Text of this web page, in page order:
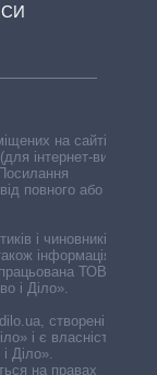
на сайті,
інтернет-видань
повного або
і чиновників,
інформація про
ТОВ «ІА
і Діло».
створені ГО
і є власністю
Діло».
на правах